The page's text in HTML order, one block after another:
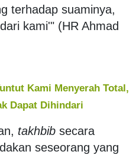
terhadap suaminya,
kami'" (HR Ahmad
Kami Menyerah Total,
Dapat Dihindari
takhbib secara
seseorang yang